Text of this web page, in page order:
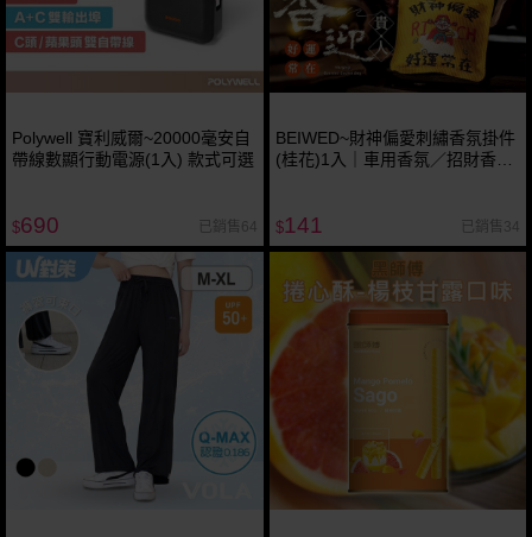
Polywell 寶利威爾~20000毫安自
帶線數顯行動電源(1入) 款式可選
$690 已銷售64
BEIWED~財神偏愛刺繡香氛掛件
(桂花)1入｜車用香氛／招財香包
$141 已銷售34